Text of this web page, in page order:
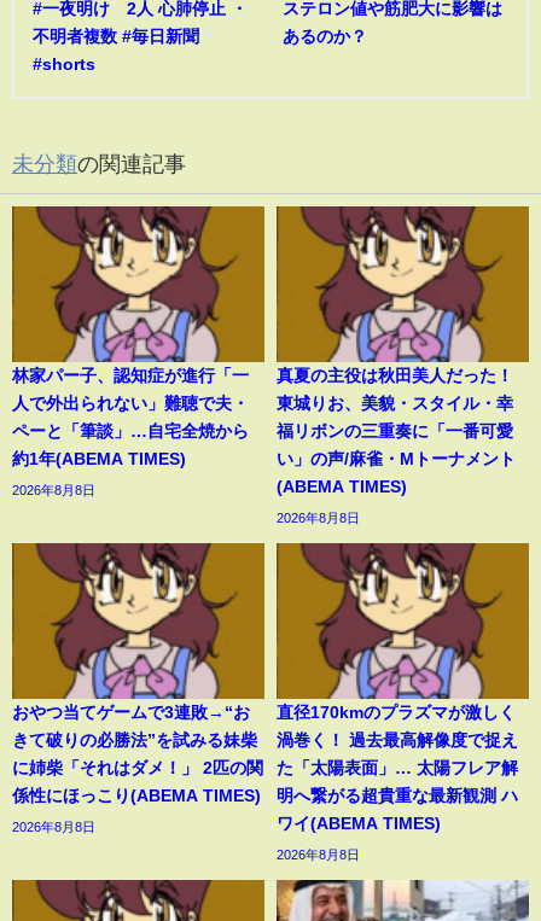
#一夜明け 2人 心肺停止 ・
不明者複数 #毎日新聞
#shorts
ステロン値や筋肥大に影響は
あるのか？
未分類の関連記事
林家パー子、認知症が進行「一
人で外出られない」難聴で夫・
ペーと「筆談」…自宅全焼から
約1年(ABEMA TIMES)
2026年8月8日
真夏の主役は秋田美人だった！
東城りお、美貌・スタイル・幸
福リボンの三重奏に「一番可愛
い」の声/麻雀・Mトーナメント
(ABEMA TIMES)
2026年8月8日
おやつ当てゲームで3連敗→“お
きて破りの必勝法”を試みる妹柴
に姉柴「それはダメ！」 2匹の関
係性にほっこり(ABEMA TIMES)
2026年8月8日
直径170kmのプラズマが激しく
渦巻く！ 過去最高解像度で捉え
た「太陽表面」… 太陽フレア解
明へ繋がる超貴重な最新観測 ハ
ワイ(ABEMA TIMES)
2026年8月8日